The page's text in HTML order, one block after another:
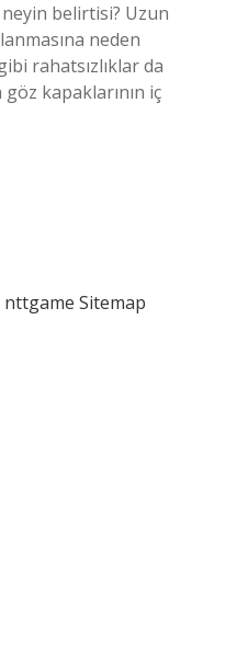
neyin belirtisi? Uzun
neden
rahatsızlıklar da
kapaklarının iç
nttgame Sitemap